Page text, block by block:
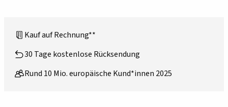
Kauf auf Rechnung**
30 Tage kostenlose Rücksendung
Rund 10 Mio. europäische Kund*innen 2025